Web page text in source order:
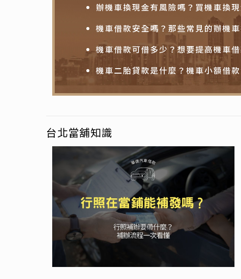
辦機車換現金有風險嗎？買機車換
機車借款安全嗎？那些常見的辦機
機車借款可借多少？想要提高機車
機車二胎貸款是什麼？機車小額借
台北當舖知識